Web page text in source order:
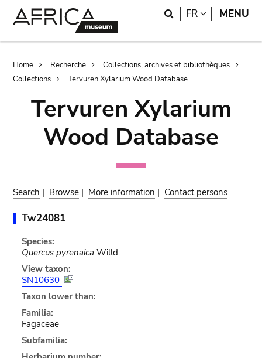
Search
FR LANGUAGE
MENU
Breadcrumb
Home Recherche
Collections, archives et bibliothèques
Collections
Tervuren Xylarium Wood Database
Tervuren Xylarium
Wood Database
Search | Browse | More information | Contact persons
Tw24081
Species:
Quercus pyrenaica Willd.
View taxon:
SN10630
Taxon lower than:
Familia:
Fagaceae
Subfamilia: